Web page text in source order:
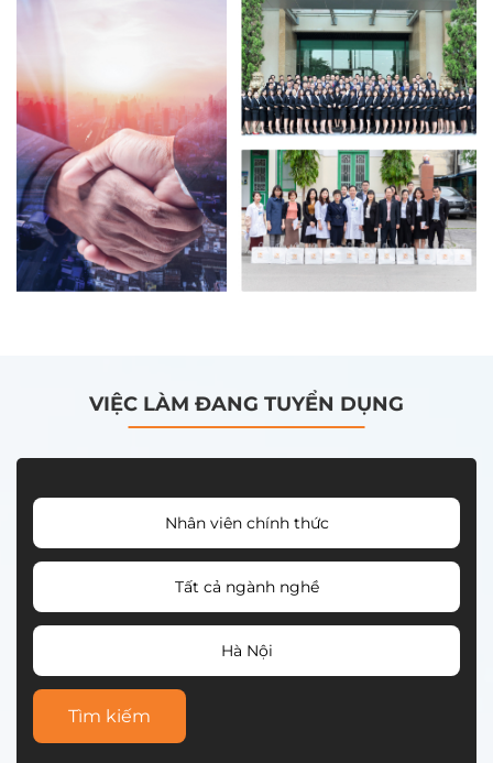
VIỆC LÀM ĐANG TUYỂN DỤNG
Nhân viên chính thức
Tất cả ngành nghề
Hà Nội
Tìm kiếm